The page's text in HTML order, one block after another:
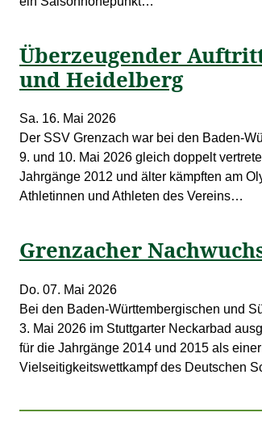
Überzeugender
und Heidelberg
Sa. 16. Mai 2026
Der SSV Grenzach war bei den Baden-
9. und 10. Mai 2026 gleich doppelt
Jahrgänge 2012 und älter kämpften am
Athletinnen und Athleten des Vereins…
Grenzacher
Do. 07. Mai 2026
Bei den Baden-Württembergischen und
3. Mai 2026 im Stuttgarter Neckarbad
für die Jahrgänge 2014 und 2015 als
Vielseitigkeitswettkampf des Deutschen